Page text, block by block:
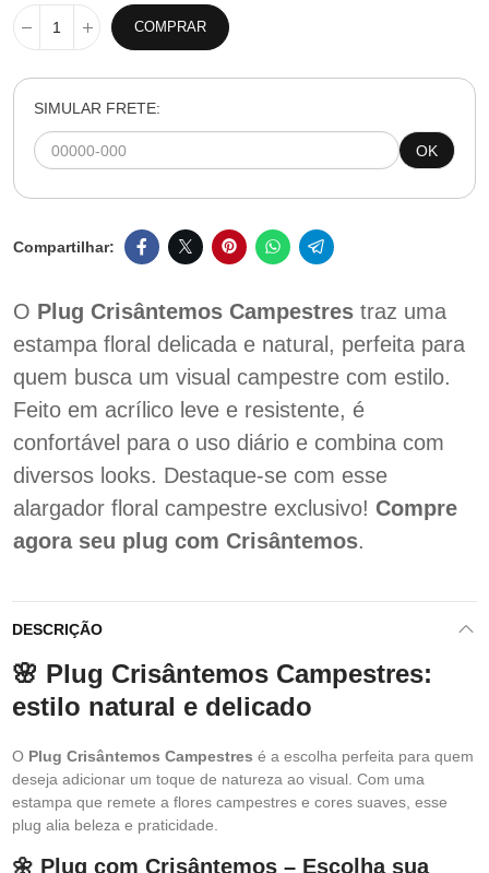
COMPRAR
SIMULAR FRETE:
OK
O Plug Crisântemos Campestres traz uma
estampa floral delicada e natural, perfeita para
quem busca um visual campestre com estilo.
Feito em acrílico leve e resistente, é
confortável para o uso diário e combina com
diversos looks. Destaque-se com esse
alargador floral campestre exclusivo! Compre
agora seu plug com Crisântemos.
DESCRIÇÃO
🌸 Plug Crisântemos Campestres:
estilo natural e delicado
O Plug Crisântemos Campestres é a escolha perfeita para quem
deseja adicionar um toque de natureza ao visual. Com uma
estampa que remete a flores campestres e cores suaves, esse
plug alia beleza e praticidade.
🌼 Plug com Crisântemos – Escolha sua